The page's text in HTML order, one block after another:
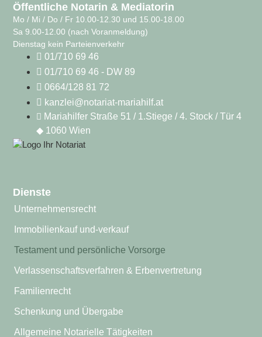
Öffentliche Notarin & Mediatorin
Mo / Mi / Do / Fr 10.00-12.30 und 15.00-18.00
Sa 9.00-12.00 (nach Voranmeldung)
Dienstag kein Parteienverkehr
01/710 69 46
01/710 69 46 - DW 89
0664/128 81 72
kanzlei@notariat-mariahilf.at
Mariahilfer Straße 51 / 1.Stiege / 4. Stock / Tür 4
◆ 1060 Wien
Dienste
Unternehmensrecht
Immobilienkauf und-verkauf
Testament und persönliche Vorsorge
Verlassenschaftsverfahren & Erbenvertretung
Familienrecht
Schenkung und Übergabe
Allgemeine Notarielle Tätigkeiten